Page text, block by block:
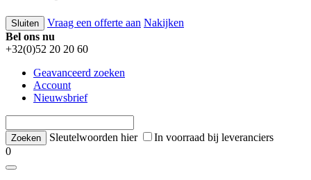
Sluiten Vraag een offerte aan Nakijken
Bel ons nu
+32(0)52 20 20 60
Geavanceerd zoeken
Account
Nieuwsbrief
Sleutelwoorden hier
In voorraad bij leveranciers
0